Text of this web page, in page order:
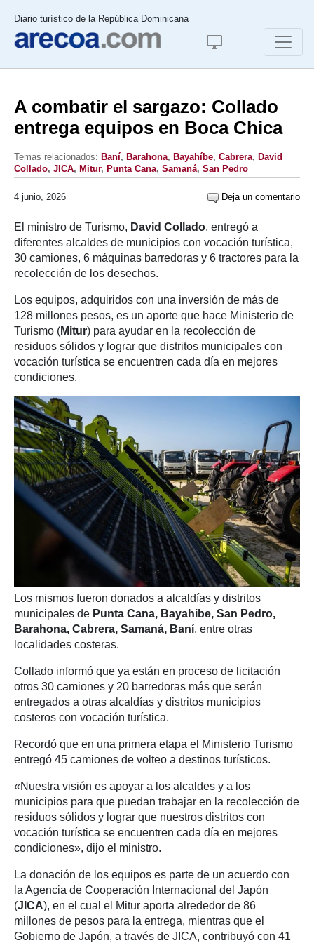
Diario turístico de la República Dominicana
A combatir el sargazo: Collado
entrega equipos en Boca Chica
Temas relacionados: Baní, Barahona, Bayahíbe, Cabrera, David
Collado, JICA, Mitur, Punta Cana, Samaná, San Pedro
4 junio, 2026 Deja un comentario
El ministro de Turismo, David Collado, entregó a
diferentes alcaldes de municipios con vocación turística,
30 camiones, 6 máquinas barredoras y 6 tractores para la
recolección de los desechos.
Los equipos, adquiridos con una inversión de más de
128 millones pesos, es un aporte que hace Ministerio de
Turismo (Mitur) para ayudar en la recolección de
residuos sólidos y lograr que distritos municipales con
vocación turística se encuentren cada día en mejores
condiciones.
Los mismos fueron donados a alcaldías y distritos
municipales de Punta Cana, Bayahibe, San Pedro,
Barahona, Cabrera, Samaná, Baní, entre otras
localidades costeras.
Collado informó que ya están en proceso de licitación
otros 30 camiones y 20 barredoras más que serán
entregados a otras alcaldías y distritos municipios
costeros con vocación turística.
Recordó que en una primera etapa el Ministerio Turismo
entregó 45 camiones de volteo a destinos turísticos.
«Nuestra visión es apoyar a los alcaldes y a los
municipios para que puedan trabajar en la recolección de
residuos sólidos y lograr que nuestros distritos con
vocación turística se encuentren cada día en mejores
condiciones», dijo el ministro.
La donación de los equipos es parte de un acuerdo con
la Agencia de Cooperación Internacional del Japón
(JICA), en el cual el Mitur aporta alrededor de 86
millones de pesos para la entrega, mientras que el
Gobierno de Japón, a través de JICA, contribuyó con 41